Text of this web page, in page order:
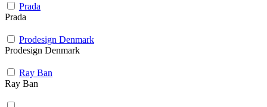
Prada
Prada
Prodesign Denmark
Prodesign Denmark
Ray Ban
Ray Ban